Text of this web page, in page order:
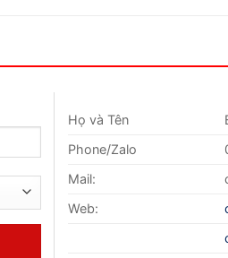
Họ và Tên
Phone/Zalo
Mail:
Web: